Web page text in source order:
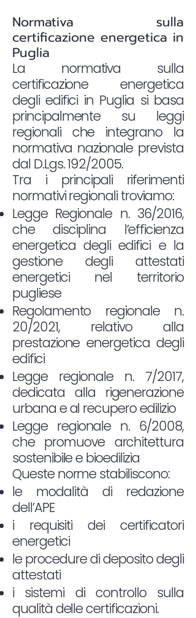
Normativa sulla
certificazione energetica in
Puglia
La normativa sulla
certificazione energetica
degli edifici in Puglia si basa
principalmente su leggi
regionali che integrano la
normativa nazionale prevista
dal D.Lgs. 192/2005.
Tra i principali riferimenti
normativi regionali troviamo:
Legge Regionale n. 36/2016,
che disciplina l’efficienza
energetica degli edifici e la
gestione degli attestati
energetici nel territorio
pugliese
Regolamento regionale n.
20/2021, relativo alla
prestazione energetica degli
edifici
Legge regionale n. 7/2017,
dedicata alla rigenerazione
urbana e al recupero edilizio
Legge regionale n. 6/2008,
che promuove architettura
sostenibile e bioedilizia
Queste norme stabiliscono:
le modalità di redazione
dell’APE
i requisiti dei certificatori
energetici
le procedure di deposito degli
attestati
i sistemi di controllo sulla
qualità delle certificazioni.